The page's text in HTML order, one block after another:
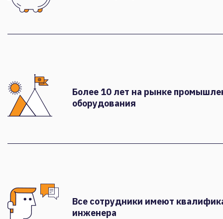
Более 10 лет на рынке
оборудования
Все сотрудники имеют
инженера